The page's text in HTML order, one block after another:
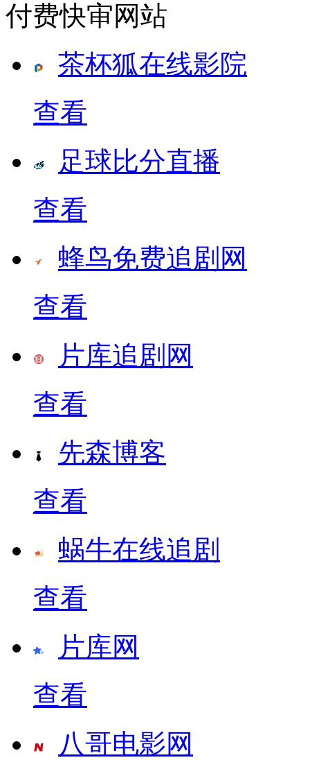
付费快审网站
茶杯狐在线影院
查看
足球比分直播
查看
蜂鸟免费追剧网
查看
片库追剧网
查看
先森博客
查看
蜗牛在线追剧
查看
片库网
查看
八哥电影网